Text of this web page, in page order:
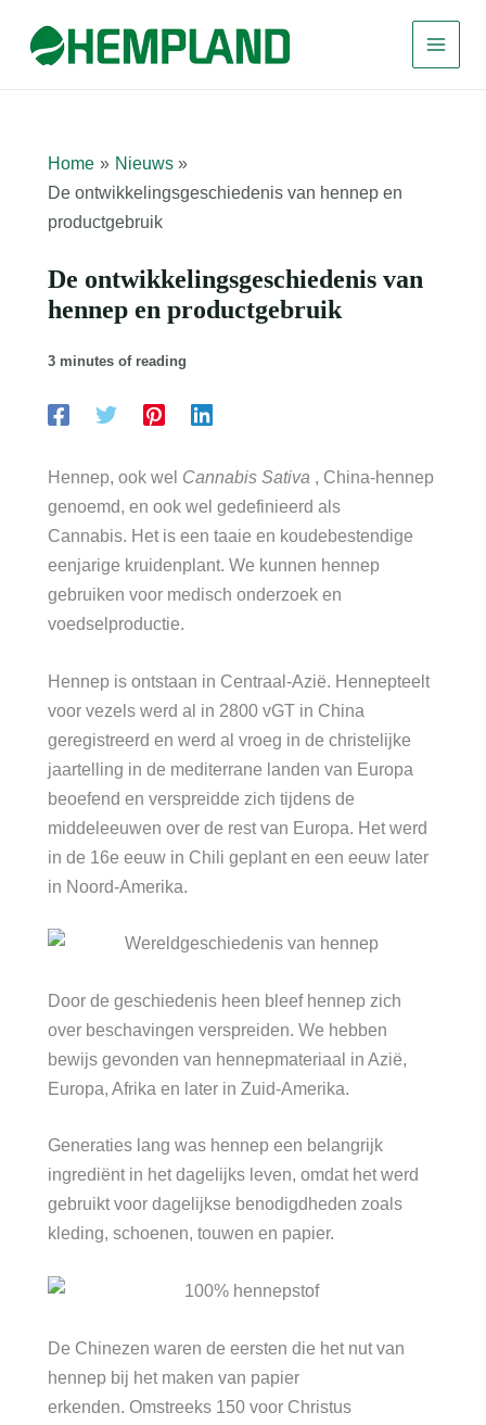
naar
Home
Nieuws
De ontwikkelingsgeschiedenis van hennep en
productgebruik
De ontwikkelingsgeschiedenis van
hennep en productgebruik
3 minutes of reading
Hennep, ook wel Cannabis Sativa , China-hennep
genoemd, en ook wel gedefinieerd als
Cannabis. Het is een taaie en koudebestendige
eenjarige kruidenplant. We kunnen hennep
gebruiken voor medisch onderzoek en
voedselproductie.
Hennep is ontstaan ​​in Centraal-Azië. Hennepteelt
voor vezels werd al in 2800 vGT in China
geregistreerd en werd al vroeg in de christelijke
jaartelling in de mediterrane landen van Europa
beoefend en verspreidde zich tijdens de
middeleeuwen over de rest van Europa. Het werd
in de 16e eeuw in Chili geplant en een eeuw later
in Noord-Amerika.
Door de geschiedenis heen bleef hennep zich
over beschavingen verspreiden. We hebben
bewijs gevonden van hennepmateriaal in Azië,
Europa, Afrika en later in Zuid-Amerika.
Generaties lang was hennep een belangrijk
ingrediënt in het dagelijks leven, omdat het werd
gebruikt voor dagelijkse benodigdheden zoals
kleding, schoenen, touwen en papier.
De Chinezen waren de eersten die het nut van
hennep bij het maken van papier
erkenden. Omstreeks 150 voor Christus